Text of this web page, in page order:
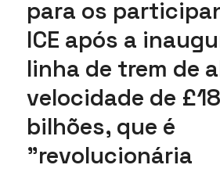
para os
ICE após a
linha de trem de
velocidade de
bilhões, que é
"revolucionária